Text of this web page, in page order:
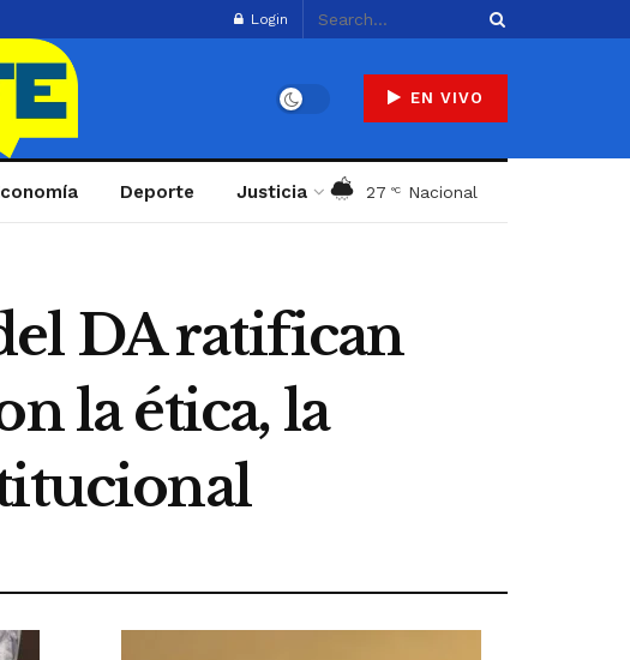
Login
EN VIVO
Deporte Justicia 27 °C Nacional
DA ratifican
la ética, la